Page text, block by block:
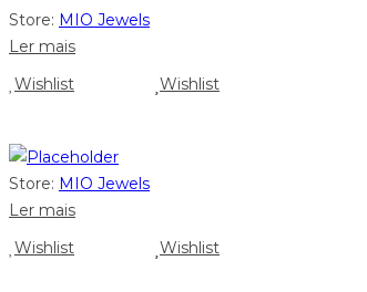
Store: MIO Jewels
Ler mais
Wishlist
Wishlist
Store: MIO Jewels
Ler mais
Wishlist
Wishlist